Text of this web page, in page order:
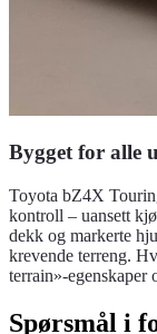
Bygget for alle
Toyota bZ4X
kontroll – uansett
dekk og markerte
krevende terreng.
terrain»-egenskaper
Spørsmål i